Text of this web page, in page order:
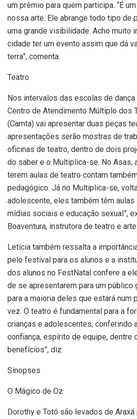
um prêmio para quem participa. “É
nossa arte. Ele abrange todo tipo de
uma grande visibilidade. Acho muito
cidade ter um evento assim que dá
terra”, comenta.
Teatro
Nos intervalos das escolas de dança
Centro de Atendimento Múltiplo dos
(Camta) vai apresentar duas peças
apresentações serão mostras de
oficinas de teatro, dentro de dois
do saber e o Multiplica-se. No Asas,
terem aulas de teatro contam
pedagógico. Já no Multiplica-se,
adolescente, eles também têm
mídias sociais e educação sexual”,
Boaventura, instrutora de teatro e
Letícia também ressalta a
pelo festival para os alunos e a
dos alunos no FestNatal confere a
de se apresentarem para um público
para a maioria deles que estará num
vez. O teatro é fundamental para a
crianças e adolescentes, conferindo
confiança, espírito de equipe, dentre
benefícios”, diz.
Sinopses
O Mágico de Oz
Dorothy e Totó são levados de Araxá